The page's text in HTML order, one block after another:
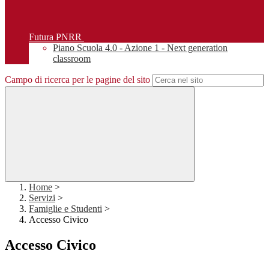
Futura PNRR
Piano Scuola 4.0 - Azione 1 - Next generation
classroom
Campo di ricerca per le pagine del sito
Home >
Servizi >
Famiglie e Studenti >
Accesso Civico
Accesso Civico